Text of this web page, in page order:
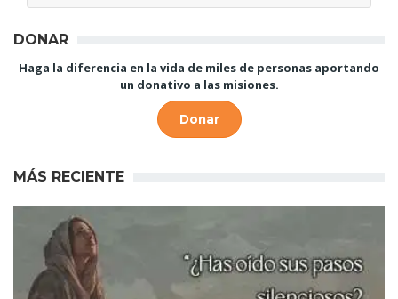
DONAR
Haga la diferencia en la vida de miles de personas aportando
un donativo a las misiones.
Donar
MÁS RECIENTE